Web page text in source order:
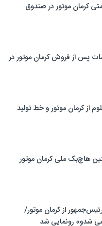
کرمان موتور در صندوق
پس از فروش کرمان موتور در
از کرمان موتور و خط تولید
هاچ‌بک ملی کرمان موتور
از کرمان موتور/
شدو» رونمایی شد